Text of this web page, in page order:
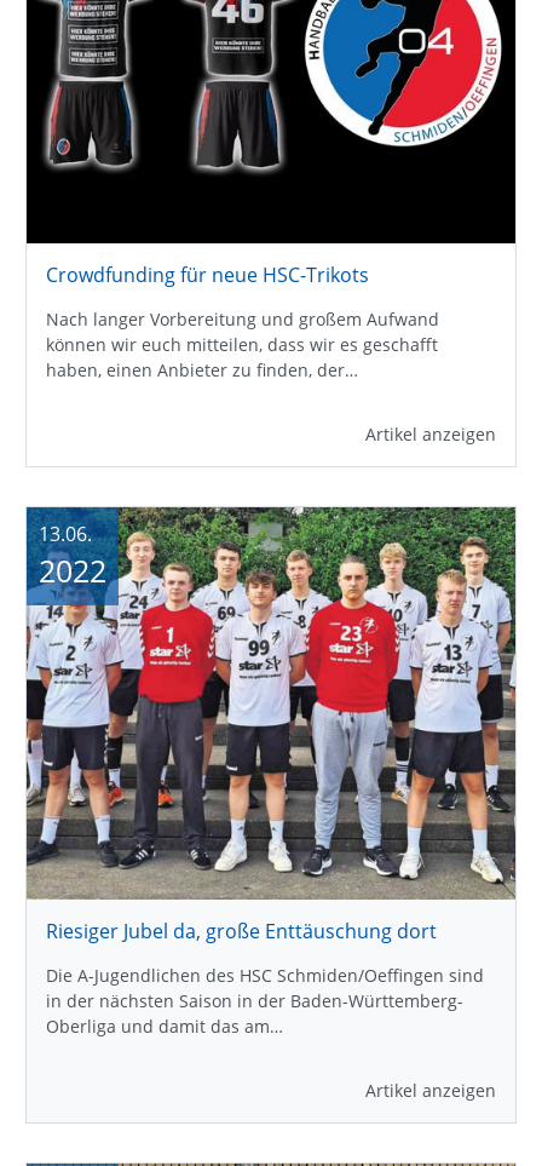
Crowdfunding für neue HSC-Trikots
Nach langer Vorbereitung und großem Aufwand
können wir euch mitteilen, dass wir es geschafft
haben, einen Anbieter zu finden, der…
Artikel anzeigen
Riesiger Jubel da, große Enttäuschung dort
Die A-Jugendlichen des HSC Schmiden/Oeffingen sind
in der nächsten Saison in der Baden-Württemberg-
Oberliga und damit das am…
Artikel anzeigen
13.06.
2022